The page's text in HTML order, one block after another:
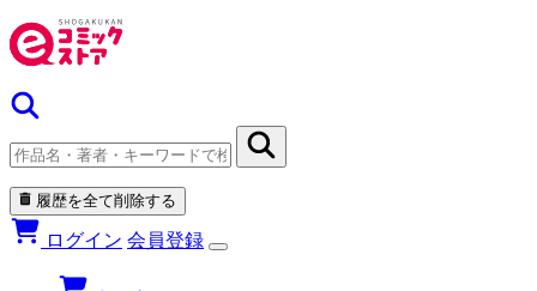
履歴を全て削除する
ログイン 会員登録